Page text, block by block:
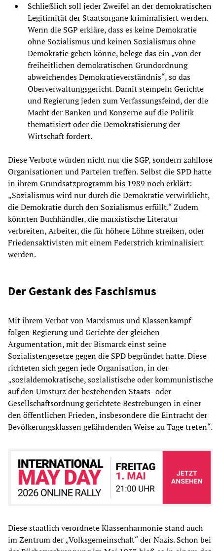
Schließlich soll jeder Zweifel an der demokratischen
Legitimität der Staatsorgane kriminalisiert werden.
Wenn die SGP erkläre, dass es keine Demokratie
ohne Sozialismus und keinen Sozialismus ohne
Demokratie geben könne, belege das ein „von der
freiheitlichen demokratischen Grundordnung
abweichendes Demokratieverständnis“, so das
Oberverwaltungsgericht. Damit stempeln Gerichte
und Regierung jeden zum Verfassungsfeind, der die
Macht der Banken und Konzerne auf die Politik
thematisiert oder die Demokratisierung der
Wirtschaft fordert.
Diese Verbote würden nicht nur die SGP, sondern zahllose
Organisationen und Parteien treffen. Selbst die SPD hatte
in ihrem Grundsatzprogramm bis 1989 noch erklärt:
„Sozialismus wird nur durch die Demokratie verwirklicht,
die Demokratie durch den Sozialismus erfüllt.“ Zudem
könnten Buchhändler, die marxistische Literatur
verbreiten, Arbeiter, die für höhere Löhne streiken, oder
Friedensaktivisten mit einem Federstrich kriminalisiert
werden.
Der Gestank des Faschismus
Mit ihrem Verbot von Marxismus und Klassenkampf
folgen Regierung und Gerichte der gleichen
Argumentation, mit der Bismarck einst seine
Sozialistengesetze gegen die SPD begründet hatte. Diese
richteten sich gegen jede Organisation, in der
„sozialdemokratische, sozialistische oder kommunistische
auf den Umsturz der bestehenden Staats- oder
Gesellschaftsordnung gerichtete Bestrebungen in einer
den öffentlichen Frieden, insbesondere die Eintracht der
Bevölkerungsklassen gefährdenden Weise zu Tage treten“.
Diese staatlich verordnete Klassenharmonie stand auch
im Zentrum der „Volksgemeinschaft“ der Nazis. Schon bei